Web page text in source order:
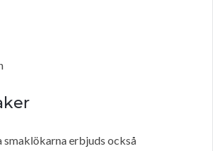
smaklökarna erbjuds också